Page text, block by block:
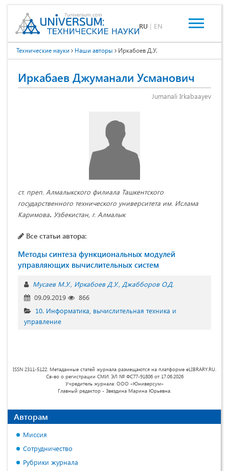
RU | EN
Технические науки Наши авторы Иркабоев Д.У.
Иркабаев Джуманали Усманович
Jumanali Irkabaayev
ст. преп. Алмалыкского филиала Ташкентского
государственного технического университета им. Ислама
Каримова. Узбекистан, г. Алмалык
Все статьи автора:
Методы синтеза функциональных модулей
управляющих вычислительных систем
Мусаев М.У. Иркабоев Д.У. Джабборов О.Д.
09.09.2019
866
10. Информатика, вычислительная техника и
управление
ISSN 2311-5122. Метаданные статей журнала размещаются на платформе eLIBRARY.RU.
Св-во о регистрации СМИ: ЭЛ № ФС77-91806 от 17.06.2026
Учредитель журнала: ООО «Юниверсум»
Главный редактор - Звездина Марина Юрьевна.
Авторам
Миссия
Сотрудничество
Рубрики журнала